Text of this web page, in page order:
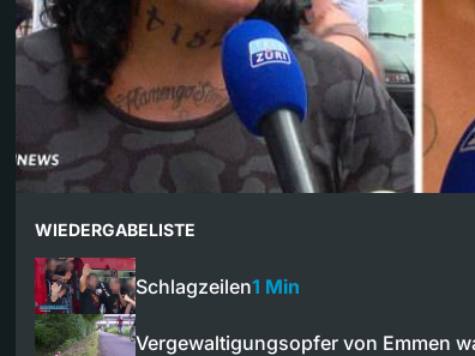
WIEDERGABELISTE
Schlagzeilen1 Min
Vergewaltigungsopfer von Emmen